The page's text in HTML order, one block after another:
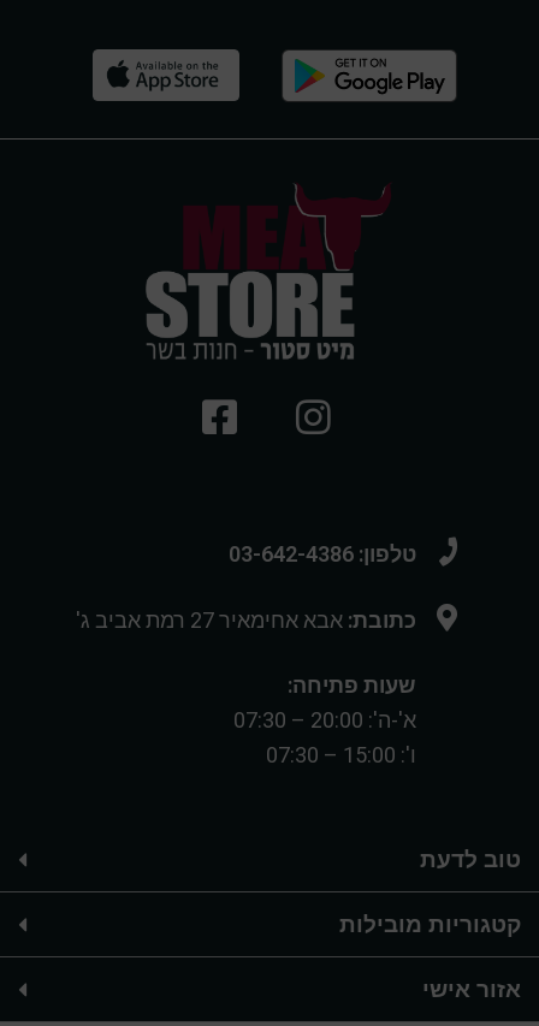
טלפון: 03-642-4386
כתובת: אבא אחימאיר 27 רמת אביב ג'
שעות פתיחה:
א'-ה': 20:00 – 07:30
ו': 15:00 – 07:30
טוב לדעת
קטגוריות מובילות
אזור אישי